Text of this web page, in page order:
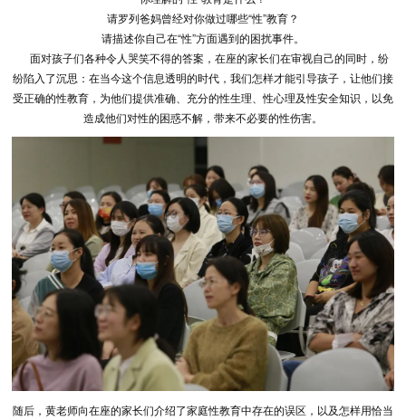
请罗列爸妈曾经对你做过哪些“性”教育？
请描述你自己在“性”方面遇到的困扰事件。
面对孩子们各种令人哭笑不得的答案，在座的家长们在审视自己的同时，纷
纷陷入了沉思：在当今这个信息透明的时代，我们怎样才能引导孩子，让他们接
受正确的性教育，为他们提供准确、充分的性生理、性心理及性安全知识，以免
造成他们对性的困惑不解，带来不必要的性伤害。
随后，黄老师向在座的家长们介绍了家庭性教育中存在的误区，以及怎样用恰当